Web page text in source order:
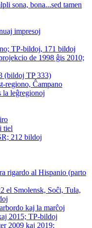
sona, bona...sed tamen
impresoj
TP-bildoj, 171 bildoj
de 1998 ĝis 2010;
(bildoj TP 333)
regiono, Ĉampano
la leĝregionoj
tiel
212 bildoj
rigardo al Hispanio (parto
el Smolensk, Soĉi, Tula,
kaj la marĉoj
2015; TP-bildoj
2009 kaj 2019;